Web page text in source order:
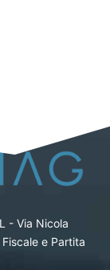
- Via Nicola
e Partita